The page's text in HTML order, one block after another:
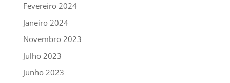
Fevereiro 2024
Janeiro 2024
Novembro 2023
Julho 2023
Junho 2023